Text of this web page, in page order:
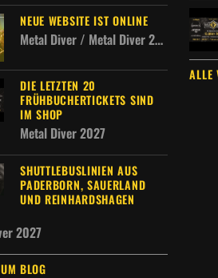
NEUE WEBSITE IST ONLINE
Metal Diver / Metal Diver 2027
DIE LETZTEN 20
FRÜHBUCHERTICKETS SIND
IM SHOP
Metal Diver 2027
SHUTTLEBUSLINIEN AUS
PADERBORN, SAUERLAND
UND REINHARDSHAGEN
2027
BLOG
ALLE